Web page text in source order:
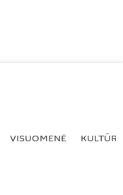
VISUOMENĖ KULTŪRA